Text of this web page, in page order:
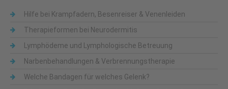
Hilfe bei Krampfadern, Besenreiser & Venenleiden
Therapieformen bei Neurodermitis
Lymphödeme und Lymphologische Betreuung
Narbenbehandlungen & Verbrennungstherapie
Welche Bandagen für welches Gelenk?